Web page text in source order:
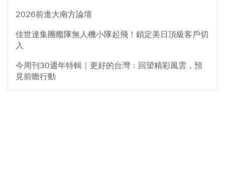
2026前進大南方論壇
佳世達集團艦隊無人機小隊起飛！鎖定美日頂級客戶切
入
今周刊30週年特輯｜更好的台灣：回望精彩風雲，預
見前瞻行動